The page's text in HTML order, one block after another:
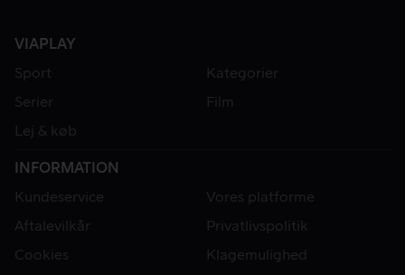
VIAPLAY
Sport
Kategorier
Serier
Film
Lej & køb
INFORMATION
Kundeservice
Vores platforme
Aftalevilkår
Privatlivspolitik
Cookies
Klagemulighed